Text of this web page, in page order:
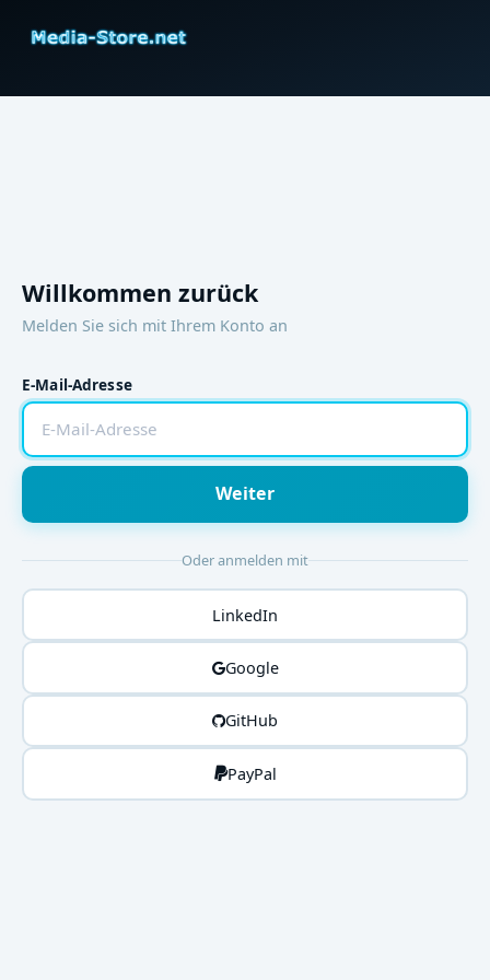
Willkommen zurück
Melden Sie sich mit Ihrem Konto an
E-Mail-Adresse
Weiter
Oder anmelden mit
LinkedIn
Google
GitHub
PayPal